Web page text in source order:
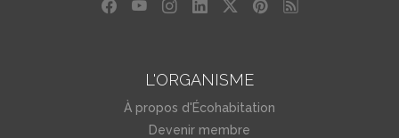
L'ORGANISME
À propos d'Écohabitation
Devenir membre